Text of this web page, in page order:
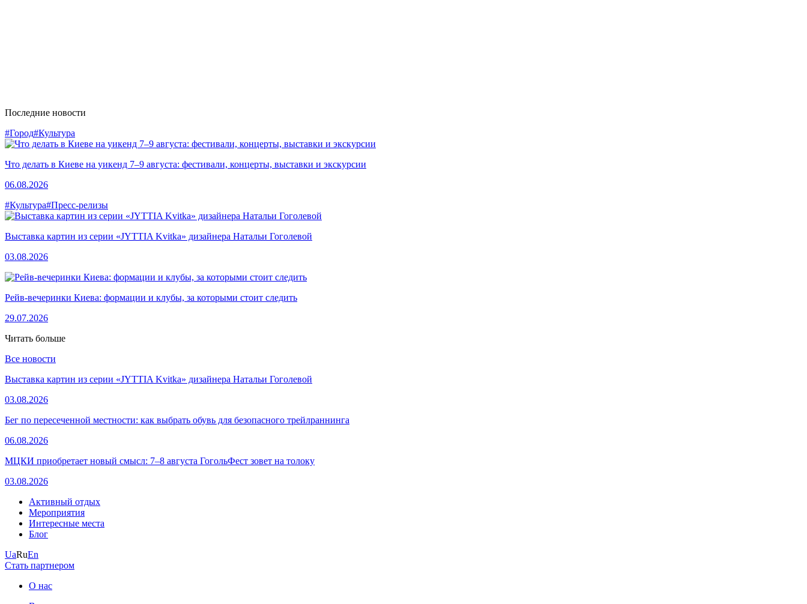
Последние новости
#Город#Культура
Что делать в Киеве на уикенд 7–9 августа: фестивали, концерты, выставки и экскурсии
06.08.2026
#Культура#Пресс-релизы
Выставка картин из серии «JYTTIA Kvitka» дизайнера Натальи Гоголевой
03.08.2026
Рейв-вечеринки Киева: формации и клубы, за которыми стоит следить
29.07.2026
Читать больше
Все новости
Выставка картин из серии «JYTTIA Kvitka» дизайнера Натальи Гоголевой
03.08.2026
Бег по пересеченной местности: как выбрать обувь для безопасного трейлраннинга
06.08.2026
МЦКИ приобретает новый смысл: 7–8 августа ГогольФест зовет на толоку
03.08.2026
Активный отдых
Мероприятия
Интересные места
Блог
UaRuEn
Стать партнером
О нас